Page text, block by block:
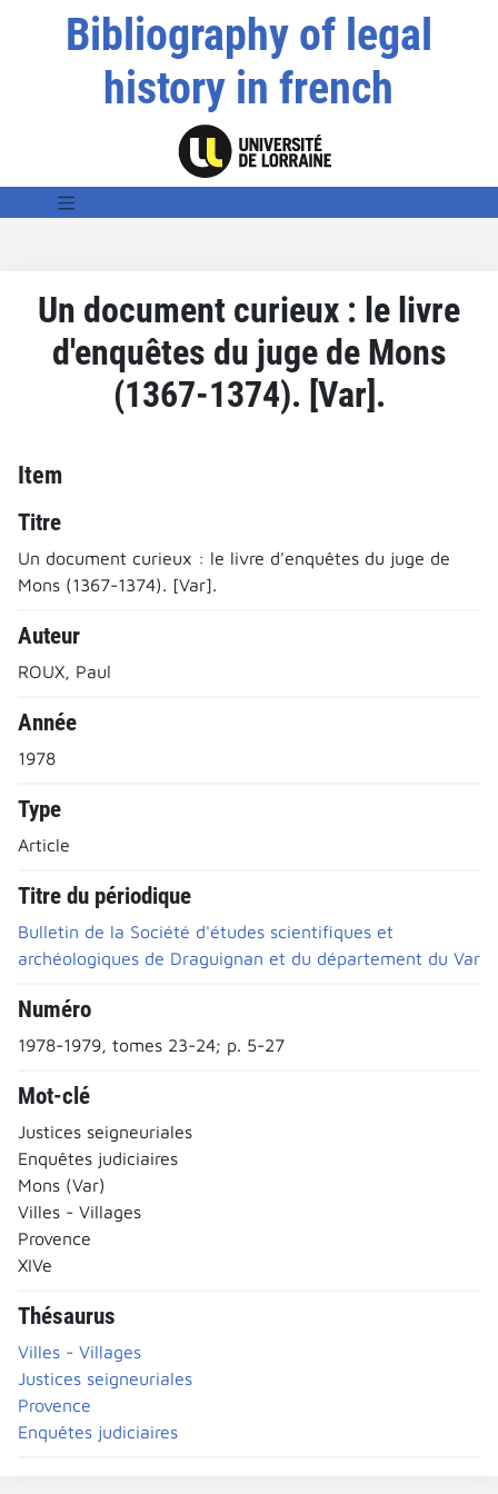
Bibliography of legal
history in french
Un document curieux : le livre
d'enquêtes du juge de Mons
(1367-1374). [Var].
Item
Titre
Un document curieux : le livre d'enquêtes du juge de
Mons (1367-1374). [Var].
Auteur
ROUX, Paul
Année
1978
Type
Article
Titre du périodique
Bulletin de la Société d'études scientifiques et
archéologiques de Draguignan et du département du Var
Numéro
1978-1979, tomes 23-24; p. 5-27
Mot-clé
Justices seigneuriales
Enquêtes judiciaires
Mons (Var)
Villes - Villages
Provence
XIVe
Thésaurus
Villes - Villages
Justices seigneuriales
Provence
Enquêtes judiciaires